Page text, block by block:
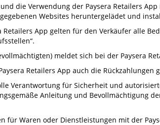
die Verwendung der Paysera Retailers
Websites heruntergelädet und
Retailers App gelten für den Verkäufer alle
meldet sich bei der Paysera
Retailers App auch die
Verantwortung für Sicherheit und
Anleitung und Bevollmächtigung
für Waren oder Dienstleistungen mit der